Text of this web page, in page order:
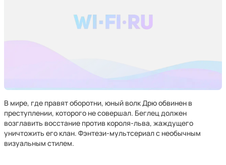
В мире, где правят оборотни, юный волк Дрю обвинен в
преступлении, которого не совершал. Беглец должен
возглавить восстание против короля-льва, жаждущего
уничтожить его клан. Фэнтези-мультсериал с необычным
визуальным стилем.